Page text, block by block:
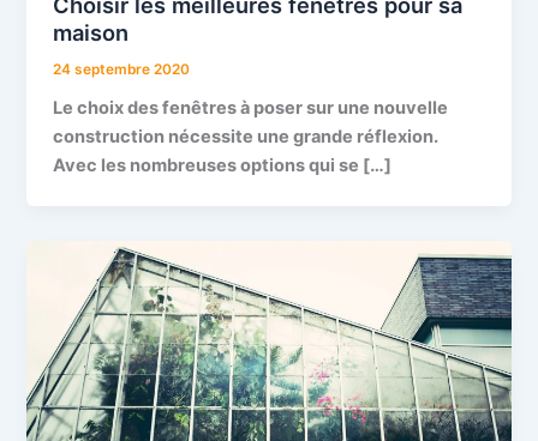
maison
24 septembre 2020
Le choix des fenêtres à poser sur une nouvelle
construction nécessite une grande réflexion.
Avec les nombreuses options qui se […]